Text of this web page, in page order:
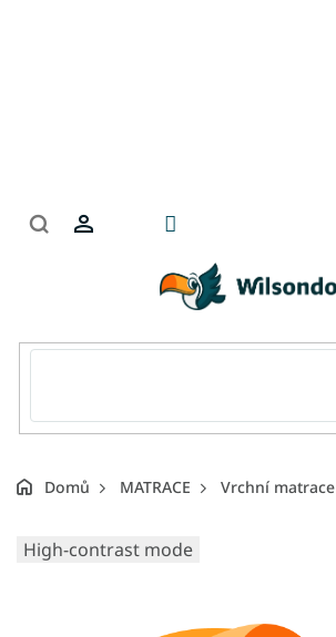
Domů MATRACE Vrchní matrace
High-contrast mode